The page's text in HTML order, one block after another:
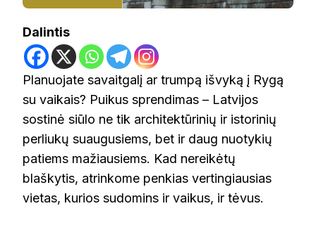
Dalintis
Planuojate savaitgalį ar trumpą išvyką į Rygą
su vaikais? Puikus sprendimas – Latvijos
sostinė siūlo ne tik architektūrinių ir istorinių
perliukų suaugusiems, bet ir daug nuotykių
patiems mažiausiems. Kad nereikėtų
blaškytis, atrinkome penkias vertingiausias
vietas, kurios sudomins ir vaikus, ir tėvus.